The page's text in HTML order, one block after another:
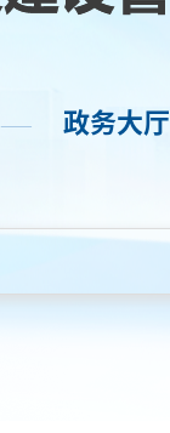
—— 政务大厅